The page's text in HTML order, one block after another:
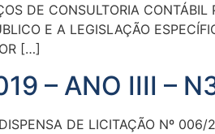
DE CONSULTORIA
E A LEGISLAÇÃO
[…]
– ANO IIII –
DE LICITAÇÃO Nº